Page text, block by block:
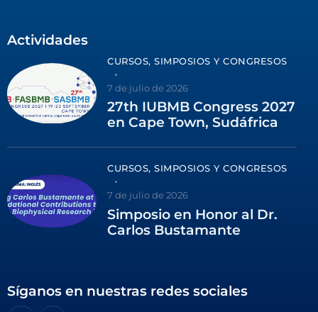
Actividades
CURSOS, SIMPOSIOS Y CONGRESOS
7 de julio de 2026
27th IUBMB Congress 2027
en Cape Town, Sudáfrica
CURSOS, SIMPOSIOS Y CONGRESOS
7 de julio de 2026
Simposio en Honor al Dr.
Carlos Bustamante
Síganos en nuestras redes sociales